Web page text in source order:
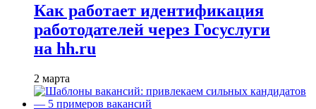
Как работает идентификация
работодателей через Госуслуги
на hh.ru
2 марта